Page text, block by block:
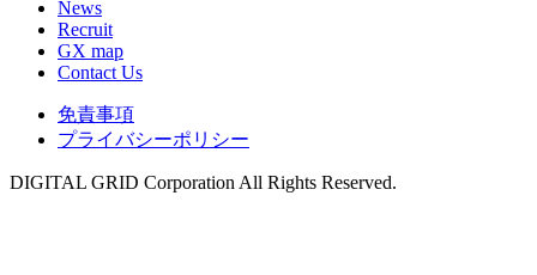
News
Recruit
GX map
Contact Us
免責事項
プライバシーポリシー
DIGITAL GRID Corporation All Rights Reserved.